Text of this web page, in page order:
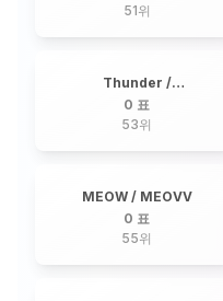
51위
Thunder /
SEVENTEEN
0 표
53위
MEOW / MEOVV
0 표
55위